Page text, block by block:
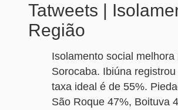
Tatweets |
Região
Isolamento social
Sorocaba. Ibiúna
taxa ideal é de 55%.
São Roque 47%, Boituva